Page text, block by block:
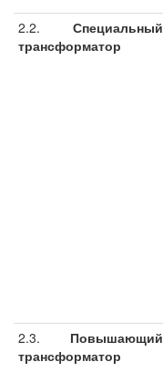
2.2. Специальный
трансформатор
2.3. Повышающий
трансформатор